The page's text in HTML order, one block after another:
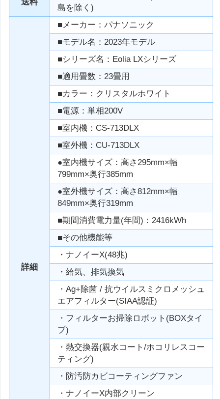
島を除く)
詳細
■メーカー：パナソニック
■モデル名：2023年モデル
■シリーズ名：Eolia LXシリーズ
■適用畳数：23畳用
■カラー：クリスタルホワイト
■電源：単相200V
■室内機：CS-713DLX
■室外機：CU-713DLX
●室内機サイズ：高さ295mm×幅
799mm×奥行385mm
●室外機サイズ：高さ812mm×幅
849mm×奥行319mm
■期間消費電力量(年間)：2416kWh
■その他機能等
・ナノイーX(48兆)
・給気、排気換気
・Ag+除菌 / 抗ウイルスミクロメッシュ
エアフィルター(SIAA認証)
・フィルターお掃除ロボット(BOXタイ
プ)
・熱交換器(親水コート/ホコリレスコー
ティング)
・防汚防カビコーティングファン
・ナノイーX内部クリーン